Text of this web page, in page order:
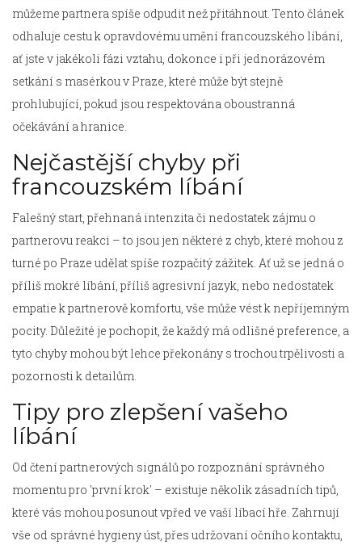
můžeme partnera spíše odpudit než přitáhnout. Tento článek
odhaluje cestu k opravdovému umění francouzského líbání,
ať jste v jakékoli fázi vztahu, dokonce i při jednorázovém
setkání s masérkou v Praze, které může být stejně
prohlubující, pokud jsou respektována oboustranná
očekávání a hranice.
Nejčastější chyby při
francouzském líbání
Falešný start, přehnaná intenzita či nedostatek zájmu o
partnerovu reakci – to jsou jen některé z chyb, které mohou z
turné po Praze udělat spíše rozpačitý zážitek. Ať už se jedná o
příliš mokré líbání, příliš agresivní jazyk, nebo nedostatek
empatie k partnerově komfortu, vše může vést k nepříjemným
pocity. Důležité je pochopit, že každý má odlišné preference, a
tyto chyby mohou být lehce překonány s trochou trpělivosti a
pozornosti k detailům.
Tipy pro zlepšení vašeho
líbání
Od čtení partnerových signálů po rozpoznání správného
momentu pro 'první krok' – existuje několik zásadních tipů,
které vás mohou posunout vpřed ve vaší líbací hře. Zahrnují
vše od správné hygieny úst, přes udržovaní očního kontaktu,